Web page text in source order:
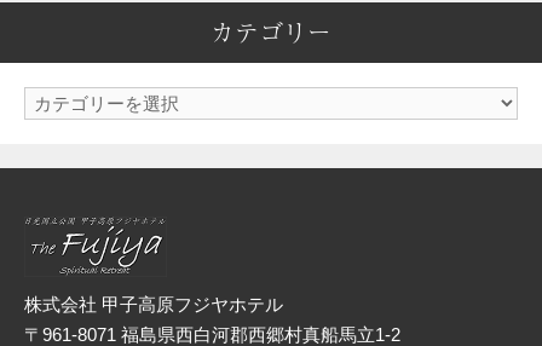
カテゴリー
カ
ー
株式会社 甲子高原フジヤホテル
〒961-8071 福島県西白河郡西郷村真船馬立1-2